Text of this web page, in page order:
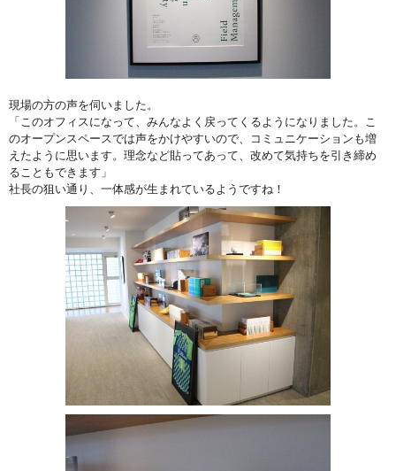
現場の方の声を伺いました。
「このオフィスになって、みんなよく戻ってくるようになりました。こ
のオープンスペースでは声をかけやすいので、コミュニケーションも増
えたように思います。理念など貼ってあって、改めて気持ちを引き締め
ることもできます」
社長の狙い通り、一体感が生まれているようですね！